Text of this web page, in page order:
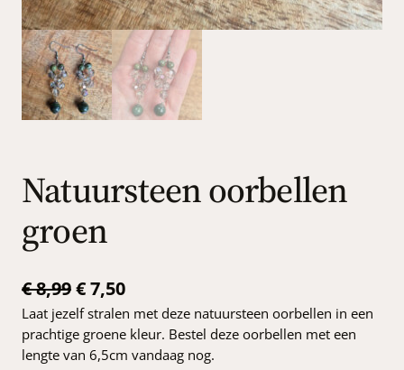
Natuursteen oorbellen
groen
€8,99O
o
r
€7,50H
u
i
Laat jezelf stralen met deze natuursteen oorbellen in een
prachtige groene kleur. Bestel deze oorbellen met een
lengte van 6,5cm vandaag nog.